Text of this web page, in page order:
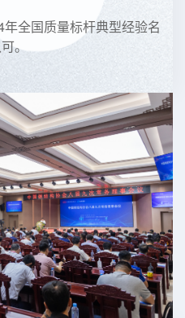
全国质量标杆典型经验名
。